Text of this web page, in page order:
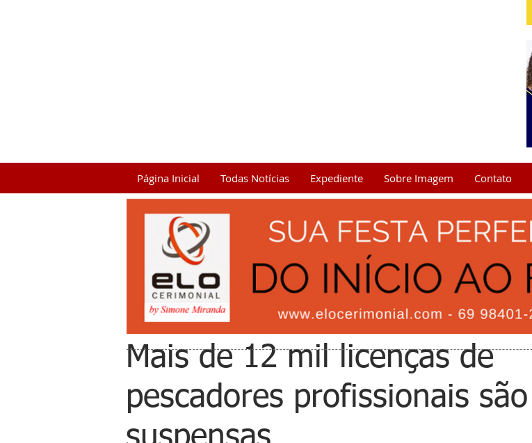
Página Inicial Todas Notícias Expediente Sobre Imagem Contato
Mais de 12 mil licenças de
pescadores profissionais são